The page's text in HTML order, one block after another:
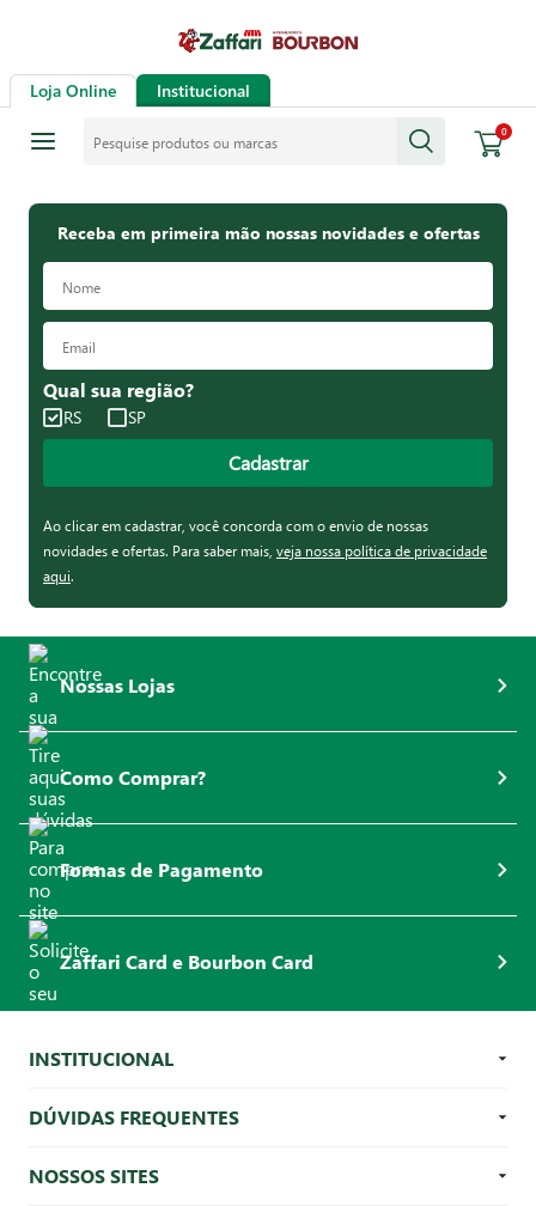
Loja Online Institucional
0
Receba em primeira mão nossas novidades e ofertas
Qual sua região?
RS SP
Cadastrar
Ao clicar em cadastrar, você concorda com o envio de nossas
novidades e ofertas. Para saber mais, veja nossa política de privacidade
aqui.
Nossas Lojas
Como Comprar?
Formas de Pagamento
Zaffari Card e Bourbon Card
INSTITUCIONAL
DÚVIDAS FREQUENTES
NOSSOS SITES